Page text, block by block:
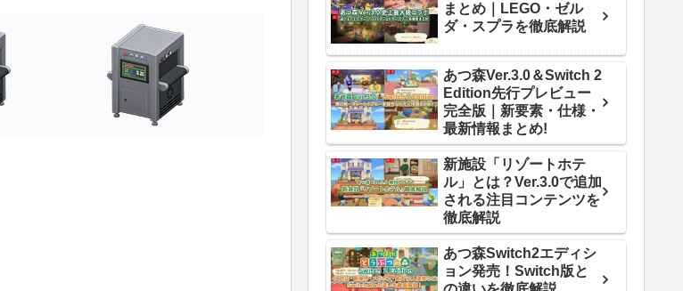
まとめ｜LEGO・ゼル
ダ・スプラを徹底解説
あつ森Ver.3.0＆Switch 2
Edition先行プレビュー
完全版｜新要素・仕様・
最新情報まとめ!
新施設「リゾートホテ
ル」とは？Ver.3.0で追加
される注目コンテンツを
徹底解説
あつ森Switch2エディシ
ョン発売！Switch版と